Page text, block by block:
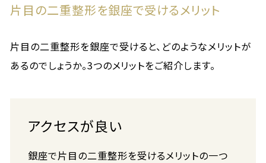
片目の二重整形を銀座で受けるメリット
片目の二重整形を銀座で受けると、どのようなメリットが
あるのでしょうか。3つのメリットをご紹介します。
アクセスが良い
銀座で片目の二重整形を受けるメリットの一つ